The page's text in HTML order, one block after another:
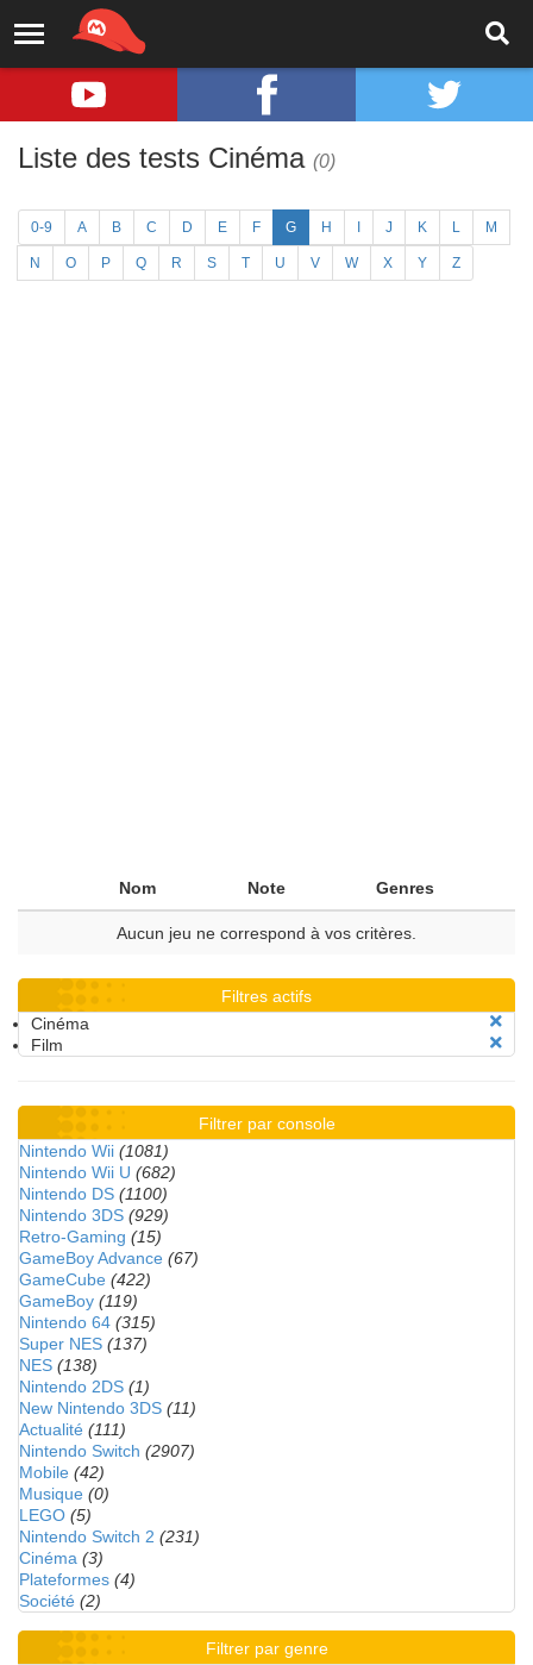
Liste des tests Cinéma (0)
0-9 A B C D E F G H J K L M
N O P Q R S T U V W X Y Z
Nom Note Genres
Aucun jeu ne correspond à vos critères.
Filtres actifs
Cinéma
Film
Filtrer par console
Nintendo Wii (1081)
Nintendo Wii U (682)
Nintendo DS (1100)
Nintendo 3DS (929)
Retro-Gaming (15)
GameBoy Advance (67)
GameCube (422)
GameBoy (119)
Nintendo 64 (315)
Super NES (137)
NES (138)
Nintendo 2DS (1)
New Nintendo 3DS (11)
Actualité (111)
Nintendo Switch (2907)
Mobile (42)
Musique (0)
LEGO (5)
Nintendo Switch 2 (231)
Cinéma (3)
Plateformes (4)
Société (2)
Filtrer par genre